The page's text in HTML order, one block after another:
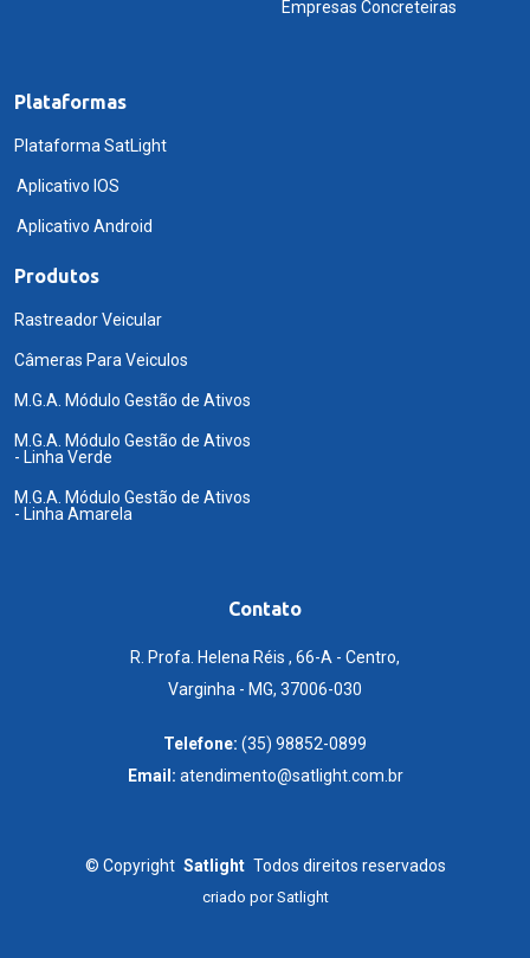
Empresas Concreteiras
Plataformas
Plataforma SatLight
Aplicativo IOS
Aplicativo Android
Produtos
Rastreador Veicular
Câmeras Para Veiculos
M.G.A. Módulo Gestão de Ativos
M.G.A. Módulo Gestão de Ativos
- Linha Verde
M.G.A. Módulo Gestão de Ativos
- Linha Amarela
Contato
R. Profa. Helena Réis , 66-A - Centro,
Varginha - MG, 37006-030
Telefone: (35) 98852-0899
Email: atendimento@satlight.com.br
© Copyright Satlight Todos direitos reservados
criado porSatlight